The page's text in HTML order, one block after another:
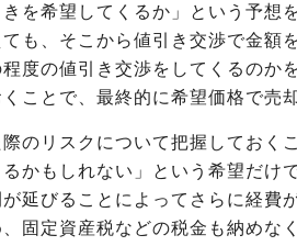
きを希望してくるか」という予想
も、そこから値引き交渉で金額
度の値引き交渉をしてくるのか
ことで、最終的に希望価格で売
のリスクについて把握しておく
かもしれない」という希望だけ
延びることによってさらに経費
固定資産税などの税金も納めな